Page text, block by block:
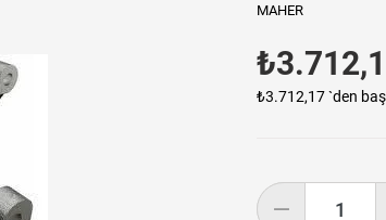
MAHER
₺3.712,17`den